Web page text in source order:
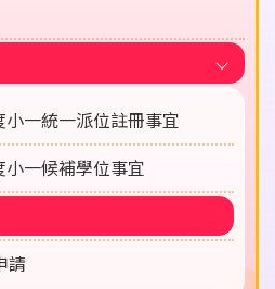
一統一派位註冊事宜
一候補學位事宜
請